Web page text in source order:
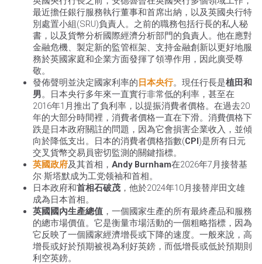
最近擔任銀行服務執行董事和首席出納，以及英國央行特
別處置小組(SRU)負責人。之前的職務包括行長的私人秘
書，以及貨幣分析國際經濟分析部門的負責人。他在應對
金融危機、製定新的監管框架、支持金融創新以更好地服
務於英國家庭和企業方面發揮了領導作用，因此廣受尊
敬。
發佈聲明並決定國家利率的 日本央行。現任行長是植田和
男。日本央行多年來一直實行非常低的利率，甚至在
2016年1月推出了負利率，以提振消費者價格。在過去20
年的大部分時間裡，消費者價格一直在下滑。消費價格下
跌是日本政府關註的問題，因為它會損害企業收入，並傾
向於降低支出。日本的消費者價格指數(CPI)是所有日元
交叉貨幣交易員密切監測的關鍵指標。
英國政府及其首相， Andy Burnham在2026年7月接替基
尔·斯塔默成为工党领袖和首相。
日本政府和首相石破茂 ，他於2024年10月接替岸田文雄
成為日本首相。
英國國內生產總值 ，一個國家生產的所有最終產品和服務
的總市場價值。它是衡量市場活動的一個粗略指標，因為
它反映了一個國家經濟增長或下降的速度。一般來說，高
增長或好於預期被視為利好英鎊，而低增長或低於預期則
利空英鎊。